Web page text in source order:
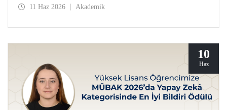
akademisyenler, akreditasyon kuruluşları, üniversite
11 Haz 2026 Akademik
10
Haz